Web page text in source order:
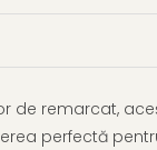
de remarcat,
perfectă